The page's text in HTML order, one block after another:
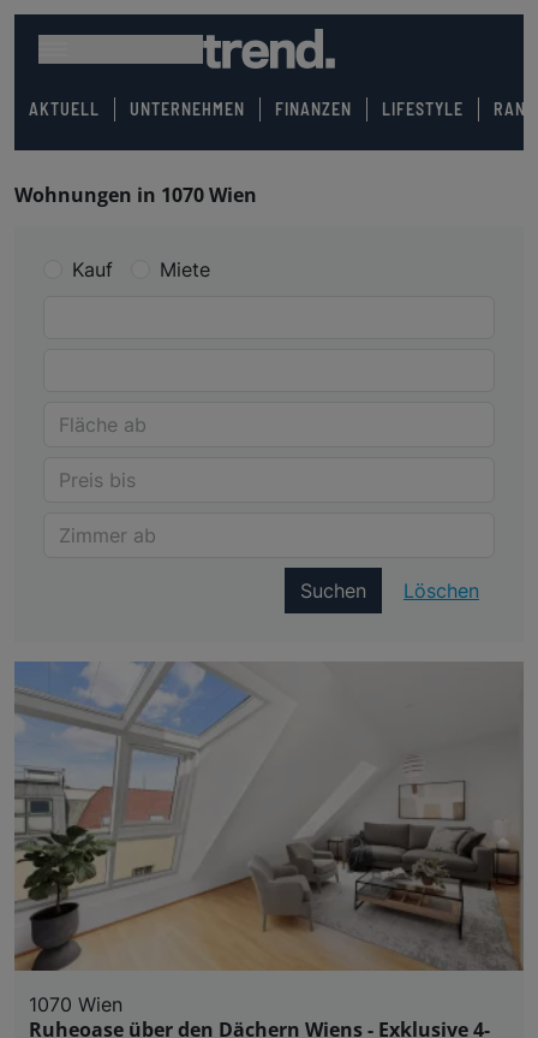
AKTUELL UNTERNEHMEN FINANZEN LIFESTYLE
Wohnungen in 1070 Wien
Kauf Miete
Suchen Löschen
1070 Wien
Ruheoase über den Dächern Wiens - Exklusive 4-